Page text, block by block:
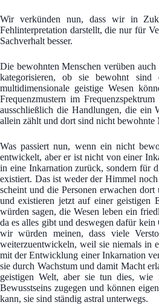
Wir verkünden nun, dass wir in
Fehlinterpretation darstellt, die nur für
Sachverhalt besser.
Die bewohnten Menschen verüben
kategorisieren, ob sie bewohnt
multidimensionale geistige Wesen
Frequenzmustern im
ausschließlich die Handlungen, die ein
allein zählt und dort sind nicht bewohnte
Was passiert nun, wenn ein nicht
entwickelt, aber er ist nicht von einer
in eine Inkarnation zurück, sondern für
existiert. Das ist weder der Himmel
scheint und die Personen erwachen
und existieren jetzt auf einer geistigen
würden sagen, die Wesen leben ein
da es alles gibt und deswegen dafür
wir würden meinen, dass viele
weiterzuentwickeln, weil sie niemals in
mit der Entwicklung einer Inkarnation
sie durch Wachstum und damit Macht
geistigen Welt, aber sie tun dies, wie
Bewusstseins zugegen und können
kann, sie sind ständig astral unterwegs.